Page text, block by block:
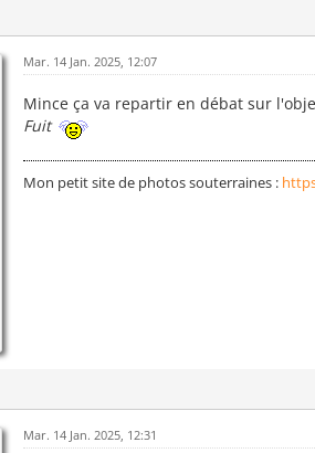
Mar. 14 Jan. 2025, 12:07
Mince ça va repartir en débat sur
Fuit
Mon petit site de photos souterraines :
Mar. 14 Jan. 2025, 12:31